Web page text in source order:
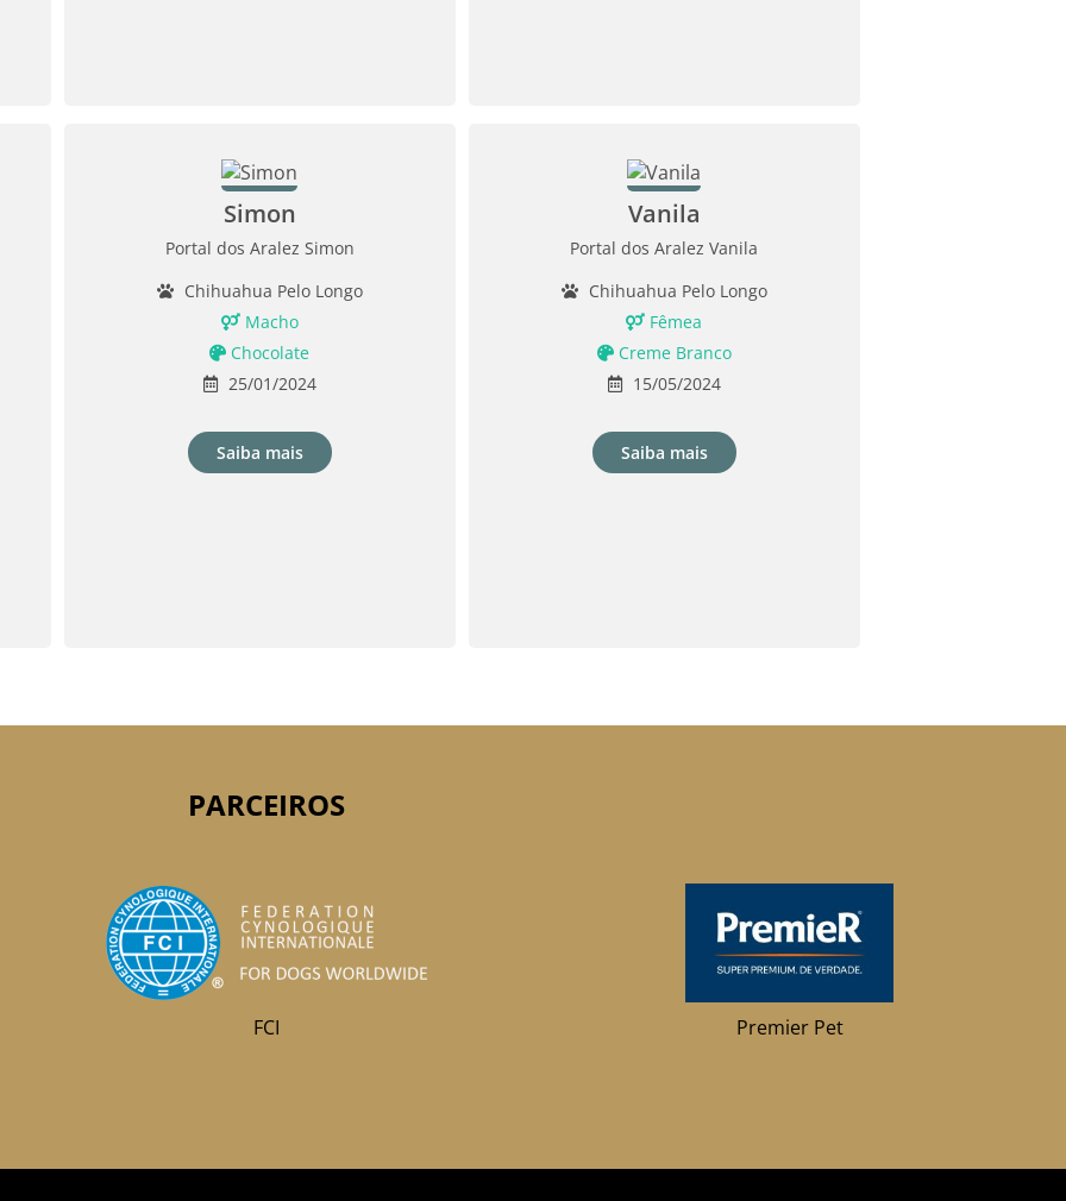
Simon
Portal dos Aralez Simon
Chihuahua Pelo Longo
Macho
Chocolate
25/01/2024
Saiba mais
Vanila
Portal dos Aralez Vanila
Chihuahua Pelo Longo
Fêmea
Creme Branco
15/05/2024
Saiba mais
PARCEIROS
FCI Premier Pet